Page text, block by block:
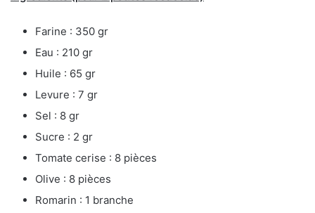
Farine : 350 gr
Eau : 210 gr
Huile : 65 gr
Levure : 7 gr
Sel : 8 gr
Sucre : 2 gr
Tomate cerise : 8 pièces
Olive : 8 pièces
Romarin : 1 branche